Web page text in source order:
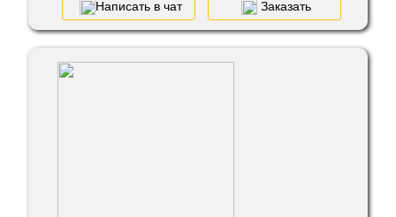
Написать в чат Заказать